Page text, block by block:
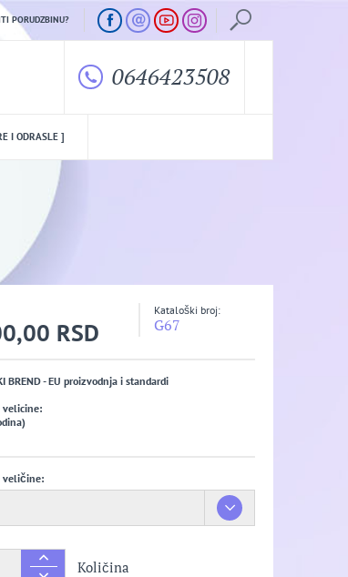
PORUDZBINU?
0646423508
I ODRASLE ]
RSD
Kataloški broj:
G67
BREND - EU proizvodnja i standardi
velicine:
veličine:
Količina